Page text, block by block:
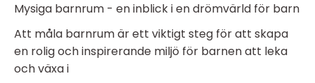
Mysiga barnrum - en inblick i en drömvärld för barn
Att måla barnrum är ett viktigt steg för att skapa
en rolig och inspirerande miljö för barnen att leka
och växa i